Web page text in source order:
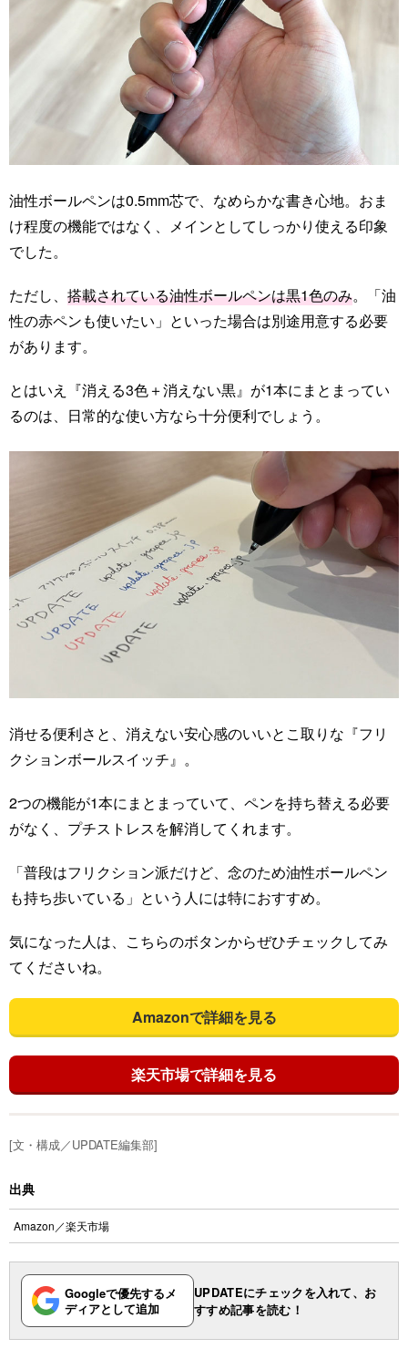
油性ボールペンは0.5mm芯で、なめらかな書き心地。おま
け程度の機能ではなく、メインとしてしっかり使える印象
でした。
ただし、 搭載されている油性ボールペンは黒1色のみ。「油
性の赤ペンも使いたい」といった場合は別途用意する必要
があります。
とはいえ『消える3色＋消えない黒』が1本にまとまってい
るのは、日常的な使い方なら十分便利でしょう。
消せる便利さと、消えない安心感のいいとこ取りな『フリ
クションボールスイッチ』。
2つの機能が1本にまとまっていて、ペンを持ち替える必要
がなく、プチストレスを解消してくれます。
「普段はフリクション派だけど、念のため油性ボールペン
も持ち歩いている」という人には特におすすめ。
気になった人は、こちらのボタンからぜひチェックしてみ
てくださいね。
Amazonで詳細を見る
楽天市場で詳細を見る
[文・構成／UPDATE編集部]
出典
Amazon ／楽天市場
Googleで優先するメ
ディアとして追加
UPDATEにチェックを入れて、お
すすめ記事を読む！